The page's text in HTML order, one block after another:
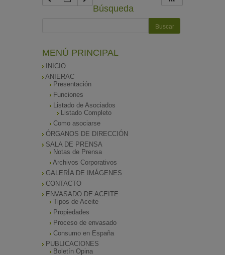
Búsqueda
MENÚ PRINCIPAL
INICIO
ANIERAC
Presentación
Funciones
Listado de Asociados
Listado Completo
Como asociarse
ÓRGANOS DE DIRECCIÓN
SALA DE PRENSA
Notas de Prensa
Archivos Corporativos
GALERÍA DE IMÁGENES
CONTACTO
ENVASADO DE ACEITE
Tipos de Aceite
Propiedades
Proceso de envasado
Consumo en España
PUBLICACIONES
Boletín Opina